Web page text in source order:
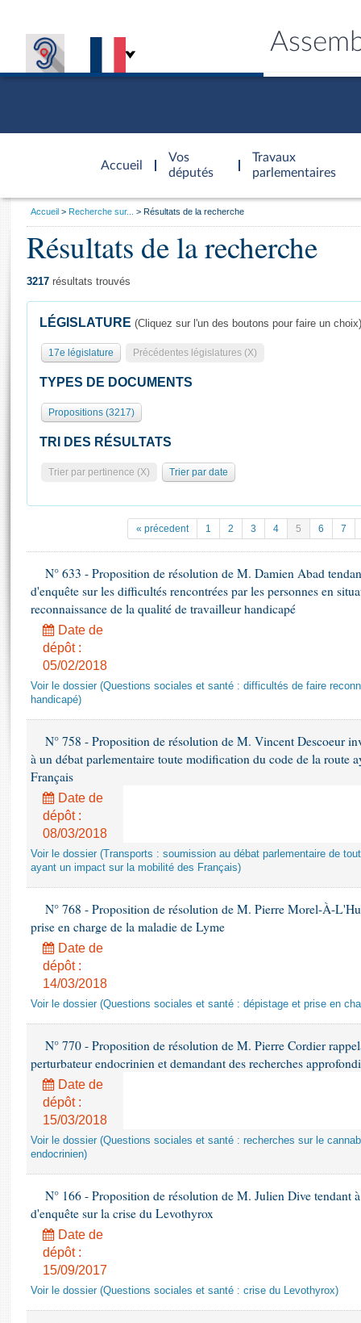
Accueil
d'accueil
Vos
députés
Travaux
parlementaires
Présidence
577 députés
Séance publique
Commissions et autres organes
Congrès
Documents parlementaires
Projets de loi
Amendements
Textes adoptés
Rapports d'information
Rapports législatifs
Rapports sur l'application des lois
Baromètre de l’application des lois
Dossiers législatifs
Budget et sécurité sociale
Questions écrites et orales
Général
Rôle et pouvoirs de l'Assemblée
Organisation de l'Assemblée
Présidence Conférence des Présidents
Transparence et déontologie
Documents de référence
Histoire
Juniors
Liens vers les sites publics
Visiter l'Assemblée
Visite virtuelle du palais Bourbon
Les évènements
Les archives
Contacts et plan d'accès
Photos libres de droit
Vous
Vous
Accueil Recherche sur... Résultats de la recherche
Résultats de la recherche
3217 résultats trouvés
LÉGISLATURE (Cliquez sur l'un des boutons pour faire un choix)
17e législature Précédentes législatures (X)
TYPES DE DOCUMENTS
Propositions (3217)
TRI DES RÉSULTATS
Trier par pertinence (X) Trier par date
« précedent 1 2 3 4 5 6 7
N° 633 - Proposition de résolution de M. Damien Abad
d'enquête sur les difficultés rencontrées par les personnes en
reconnaissance de la qualité de travailleur handicapé
Date de
dépôt :
05/02/2018
Voir le dossier (Questions sociales et santé : difficultés de faire
handicapé)
N° 758 - Proposition de résolution de M. Vincent Descoeur
à un débat parlementaire toute modification du code de la route
Français
Date de
dépôt :
08/03/2018
Voir le dossier (Transports : soumission au débat parlementaire de
ayant un impact sur la mobilité des Français)
N° 768 - Proposition de résolution de M. Pierre Morel-À-
prise en charge de la maladie de Lyme
Date de
dépôt :
14/03/2018
Voir le dossier (Questions sociales et santé : dépistage et prise en
N° 770 - Proposition de résolution de M. Pierre Cordier
perturbateur endocrinien et demandant des recherches
Date de
dépôt :
15/03/2018
Voir le dossier (Questions sociales et santé : recherches sur le
endocrinien)
N° 166 - Proposition de résolution de M. Julien Dive tendant
d'enquête sur la crise du Levothyrox
Date de
dépôt :
15/09/2017
Voir le dossier (Questions sociales et santé : crise du Levothyrox)